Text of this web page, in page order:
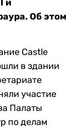
и
Об этом
Castle
в здании
участие
Палаты
по делам